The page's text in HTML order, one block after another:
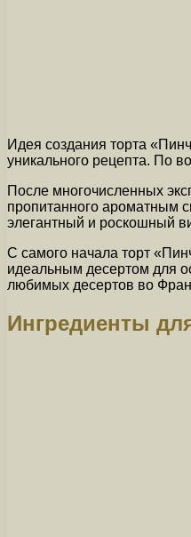
Идея создания торта
уникального рецепта. По
После многочисленных
пропитанного ароматным
элегантный и роскошный
С самого начала торт
идеальным десертом для
любимых десертов во
Ингредиенты